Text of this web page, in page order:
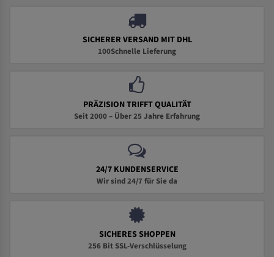
SICHERER VERSAND MIT DHL
100Schnelle Lieferung
PRÄZISION TRIFFT QUALITÄT
Seit 2000 – Über 25 Jahre Erfahrung
24/7 KUNDENSERVICE
Wir sind 24/7 für Sie da
SICHERES SHOPPEN
256 Bit SSL-Verschlüsselung